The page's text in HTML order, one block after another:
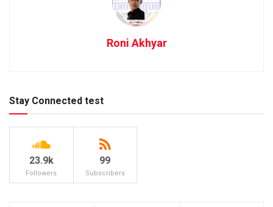
Roni Akhyar
Stay Connected test
23.9k
Followers
99
Subscribers